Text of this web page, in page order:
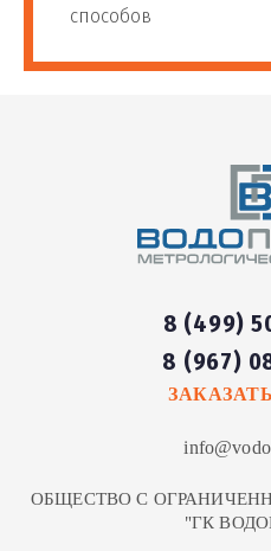
способов
8 (499)
8 (967)
ОБЩЕСТВО С
"ГК